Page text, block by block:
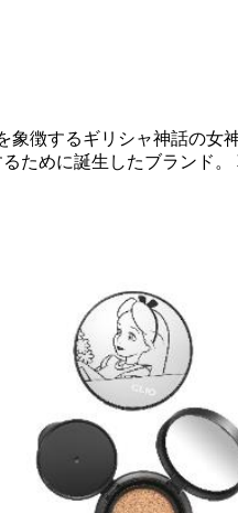
徴するギリシャ神話の
ために誕生したブランド